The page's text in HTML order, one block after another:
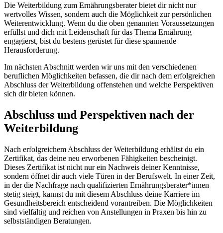
Die Weiterbildung zum Ernährungsberater bietet dir nicht nur
wertvolles Wissen, sondern auch die Möglichkeit zur persönlichen
Weiterentwicklung. Wenn du die oben genannten Voraussetzungen
erfüllst und dich mit Leidenschaft für das Thema Ernährung
engagierst, bist du bestens gerüstet für diese spannende
Herausforderung.
Im nächsten Abschnitt werden wir uns mit den verschiedenen
beruflichen Möglichkeiten befassen, die dir nach dem erfolgreichen
Abschluss der Weiterbildung offenstehen und welche Perspektiven
sich dir bieten können.
Abschluss und Perspektiven nach der
Weiterbildung
Nach erfolgreichem Abschluss der Weiterbildung erhältst du ein
Zertifikat, das deine neu erworbenen Fähigkeiten bescheinigt.
Dieses Zertifikat ist nicht nur ein Nachweis deiner Kenntnisse,
sondern öffnet dir auch viele Türen in der Berufswelt. In einer Zeit,
in der die Nachfrage nach qualifizierten Ernährungsberater*innen
stetig steigt, kannst du mit diesem Abschluss deine Karriere im
Gesundheitsbereich entscheidend vorantreiben. Die Möglichkeiten
sind vielfältig und reichen von Anstellungen in Praxen bis hin zu
selbstständigen Beratungen.